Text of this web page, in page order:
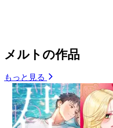
メルトの作品
もっと見る